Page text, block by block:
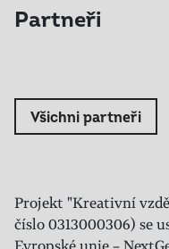
Partneři
Všichni partneři
Projekt "Kreativní
číslo 0313000306) se